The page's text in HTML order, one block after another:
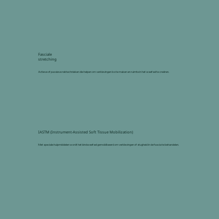
Fasciale
stretching
Actieve of passieve rektechnieken die helpen om verklevingen los te maken en ruimte in het weefsel te creëren.
IASTM (Instrument-Assisted Soft Tissue Mobilization)
Met speciale hulpmiddelen wordt het bindweefsel gemobiliseerd om verklevingen of stugheid in de fascia te behandelen.